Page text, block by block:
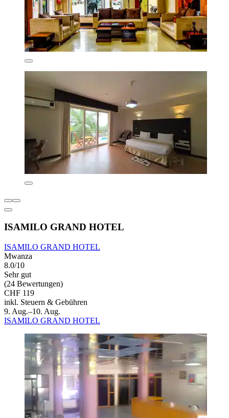
ISAMILO GRAND HOTEL
ISAMILO GRAND HOTEL
Mwanza
8.0/10
Sehr gut
(24 Bewertungen)
CHF 119
inkl. Steuern & Gebühren
9. Aug.–10. Aug.
ISAMILO GRAND HOTEL